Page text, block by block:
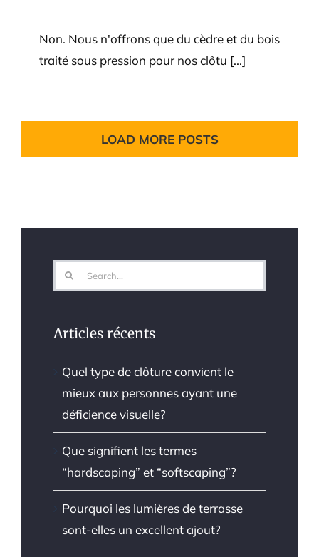
Non. Nous n'offrons que du cèdre et du bois
traité sous pression pour nos clôtu [...]
LOAD MORE POSTS
Search
for:
Articles récents
Quel type de clôture convient le
mieux aux personnes ayant une
déficience visuelle?
Que signifient les termes
“hardscaping” et “softscaping”?
Pourquoi les lumières de terrasse
sont-elles un excellent ajout?